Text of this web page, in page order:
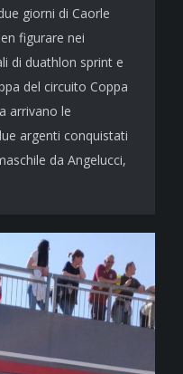
giorni di Caorle
figurare nei
di duathlon sprint e
del circuito Coppa
arrivano le
argenti conquistati
da Angelucci,